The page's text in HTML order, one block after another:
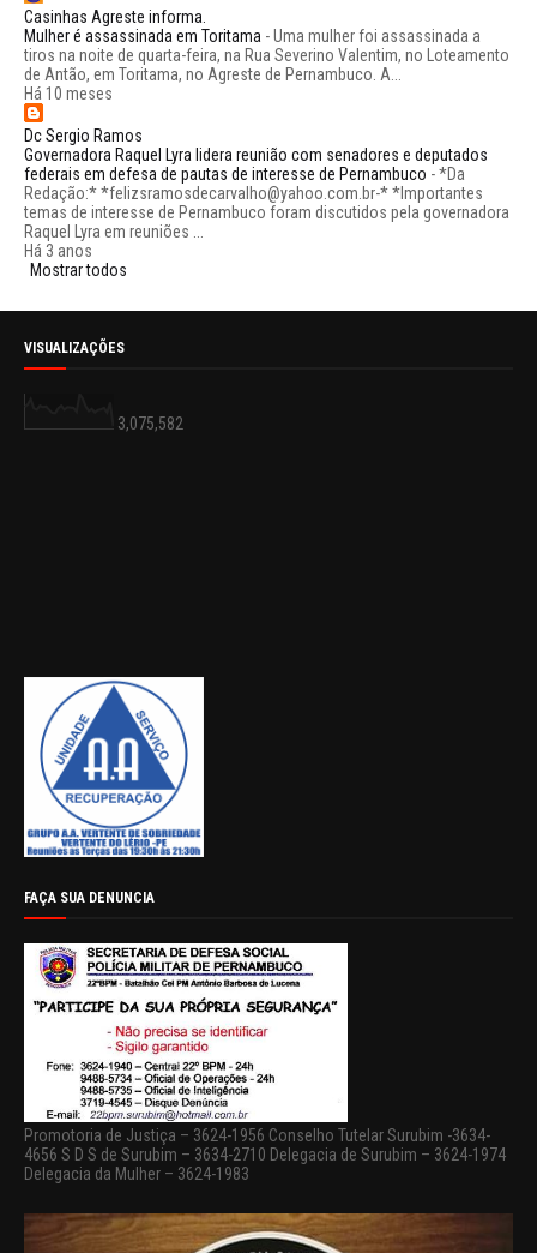
Casinhas Agreste informa.
Mulher é assassinada em Toritama -Uma mulher foi assassinada a
tiros na noite de quarta-feira, na Rua Severino Valentim, no Loteamento
de Antão, em Toritama, no Agreste de Pernambuco. A...
Há 10 meses
Dc Sergio Ramos
Governadora Raquel Lyra lidera reunião com senadores e deputados
federais em defesa de pautas de interesse de Pernambuco -*Da
Redação:* *felizsramosdecarvalho@yahoo.com.br-* *Importantes
temas de interesse de Pernambuco foram discutidos pela governadora
Raquel Lyra em reuniões ...
Há 3 anos
Mostrar todos
VISUALIZAÇÕES
3,075,582
FAÇA SUA DENUNCIA
Promotoria de Justiça – 3624-1956 Conselho Tutelar Surubim -3634-
4656 S D S de Surubim – 3634-2710 Delegacia de Surubim – 3624-1974
Delegacia da Mulher – 3624-1983